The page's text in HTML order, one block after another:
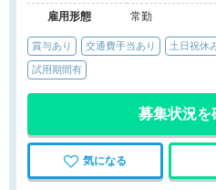
雇用形態
常勤
賞与あり 交通費手当あり 土日祝休
試用期間有
募集状況を
気になる